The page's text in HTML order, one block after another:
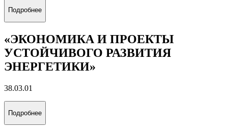
Подробнее
«ЭКОНОМИКА И ПРОЕКТЫ
УСТОЙЧИВОГО РАЗВИТИЯ
ЭНЕРГЕТИКИ»
38.03.01
Подробнее